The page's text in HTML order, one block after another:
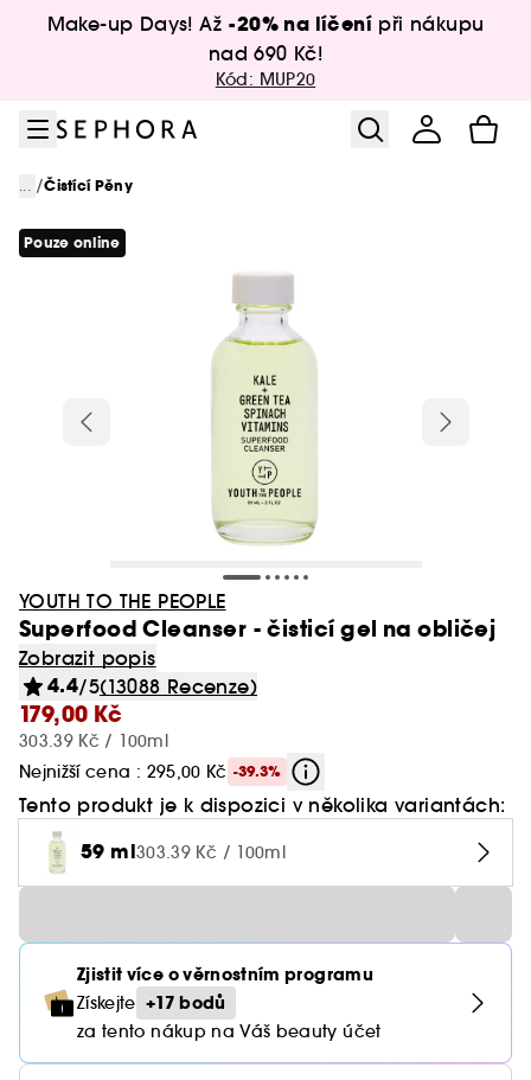
Přejít na hlavní obsah
Make-up Days! Až -20% na líčení při nákupu
nad 690 Kč!
Kód: MUP20
... /Čistící Pěny
Pouze online
YOUTH TO THE PEOPLE
Superfood Cleanser - čisticí gel na obličej
Zobrazit popis
4.4/5(13088 Recenze)
179,00 Kč
303.39 Kč / 100ml
Nejnižší cena : 295,00 Kč -39.3%
Tento produkt je k dispozici v několika variantách:
59 ml303.39 Kč / 100ml
Zjistit více o věrnostním programu
Získejte +17 bodů
za tento nákup na Váš beauty účet